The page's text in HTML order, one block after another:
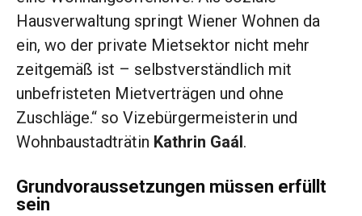
Hausverwaltung springt Wiener Wohnen da
ein, wo der private Mietsektor nicht mehr
zeitgemäß ist – selbstverständlich mit
unbefristeten Mietverträgen und ohne
Zuschläge.“ so Vizebürgermeisterin und
Wohnbaustadträtin Kathrin Gaál.
Grundvoraussetzungen müssen erfüllt
sein